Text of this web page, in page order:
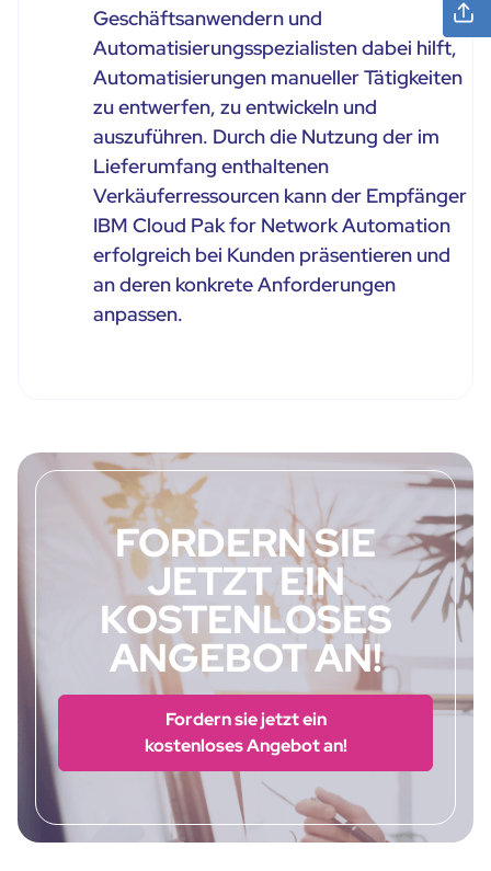
Geschäftsanwendern und
Automatisierungsspezialisten dabei hilft,
Automatisierungen manueller Tätigkeiten
zu entwerfen, zu entwickeln und
auszuführen. Durch die Nutzung der im
Lieferumfang enthaltenen
Verkäuferressourcen kann der Empfänger
IBM Cloud Pak for Network Automation
erfolgreich bei Kunden präsentieren und
an deren konkrete Anforderungen
anpassen.
FORDERN SIE
JETZT EIN
KOSTENLOSES
ANGEBOT AN!
Fordern sie jetzt ein
kostenloses Angebot an!